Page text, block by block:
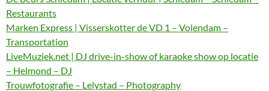
Restaurants
Marken Express | Visserskotter de VD 1 – Volendam –
Transportation
LiveMuziek.net | DJ drive-in-show of karaoke show op locatie
– Helmond – DJ
Trouwfotografie – Lelystad – Photography